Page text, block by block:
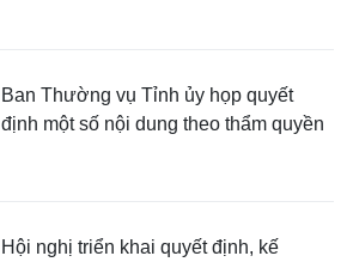
Ban Thường vụ Tỉnh ủy họp quyết
định một số nội dung theo thẩm quyền
Hội nghị triển khai quyết định, kế